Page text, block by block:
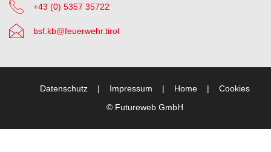
+43 (0) 5357 35722
bsf.kb@feuerwehr.tirol
© Futureweb GmbH
Datenschutz Impressum Home Cookies